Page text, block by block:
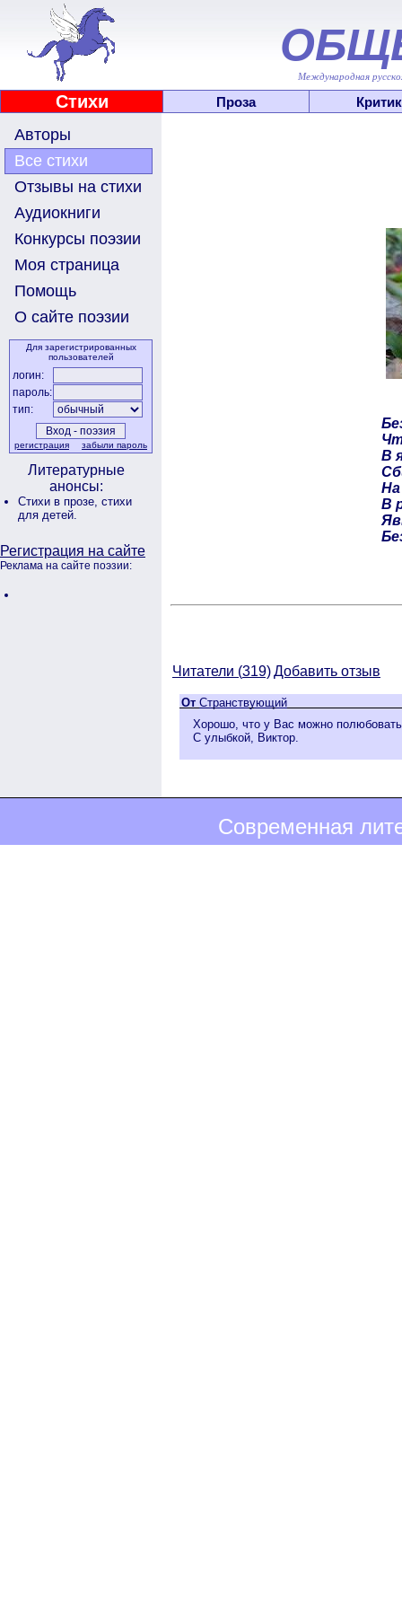
Международная
Стихи Проза
Авторы
Все стихи
Отзывы на стихи
Аудиокниги
Конкурсы поэзии
Моя страница
Помощь
О сайте поэзии
Для зарегистрированных
пользователей
логин:
пароль:
тип:
регистрация забыли пароль
Литературные
анонсы:
Стихи в прозе, стихи
для детей.
Регистрация на сайте
Реклама на сайте поэзии:
В
В
Читатели (319)Добавить отзыв
От Странствующий
Хорошо, что у Вас можно
С улыбкой, Виктор.
Современная